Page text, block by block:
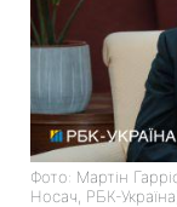
Фото: Мартін
Носач, РБК-